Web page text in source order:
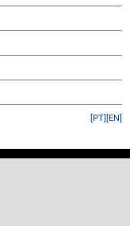
[EN]
[PT]